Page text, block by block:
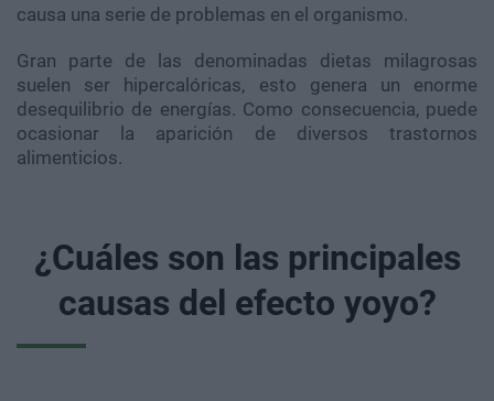
causa una serie de problemas en el organismo.
Gran parte de las denominadas dietas milagrosas
suelen ser hipercalóricas, esto genera un enorme
desequilibrio de energías. Como consecuencia, puede
ocasionar la aparición de diversos trastornos
alimenticios.
¿Cuáles son las principales
causas del efecto yoyo?